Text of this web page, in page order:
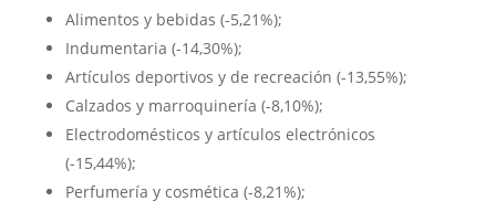
Alimentos y bebidas (-5,21%);
Indumentaria (-14,30%);
Artículos deportivos y de recreación (-13,55%);
Calzados y marroquinería (-8,10%);
Electrodomésticos y artículos electrónicos
(-15,44%);
Perfumería y cosmética (-8,21%);